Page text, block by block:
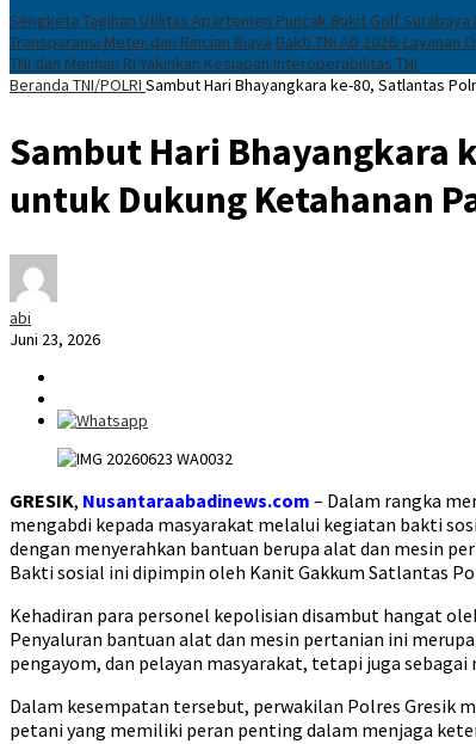
Sengketa Tagihan Utilitas Apartemen Puncak Bukit Golf
Transparansi Meter dan Rincian Biaya Bakti TNI AD 2026:
TNI dan Menhan RI Yakinkan Kesiapan Interoperabilitas TNI
Beranda TNI/POLRI Sambut Hari Bhayangkara ke-80, Satlantas
Sambut Hari Bhayangkara
untuk Dukung Ketahanan
abi
Juni 23, 2026
GRESIK, Nusantaraabadinews.com – Dalam rangka
mengabdi kepada masyarakat melalui kegiatan bakti
dengan menyerahkan bantuan berupa alat dan mesin
Bakti sosial ini dipimpin oleh Kanit Gakkum Satlantas
Kehadiran para personel kepolisian disambut hangat
Penyaluran bantuan alat dan mesin pertanian ini
pengayom, dan pelayan masyarakat, tetapi juga
Dalam kesempatan tersebut, perwakilan Polres Gresik
petani yang memiliki peran penting dalam menjaga